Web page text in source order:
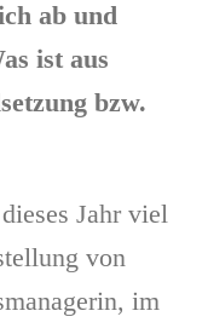
ab und
ist aus
bzw.
Jahr viel
von
im